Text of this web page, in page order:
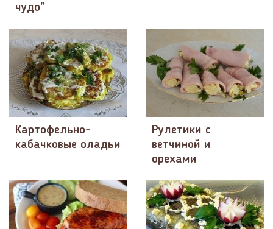
чудо"
Картофельно-
кабачковые оладьи
Рулетики с
ветчиной и
орехами